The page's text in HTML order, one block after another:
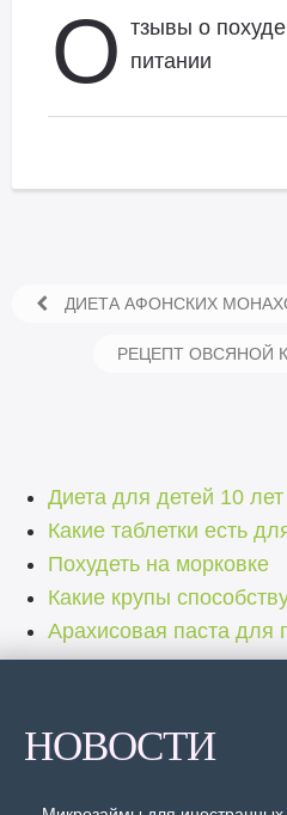
О тзывы о
питании
ДИЕТА АФОНСКИХ
РЕЦЕПТ ОВСЯНОЙ
Диета для детей 10
Какие таблетки есть
Похудеть на морковке
Какие крупы
Арахисовая паста для
НОВОСТИ